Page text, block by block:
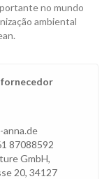
no mundo
ambiental
anna.de
87088592
GmbH,
20, 34127